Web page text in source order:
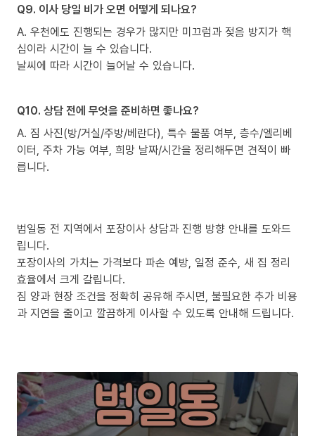
Q9. 이사 당일 비가 오면 어떻게 되나요?
A. 우천에도 진행되는 경우가 많지만 미끄럼과 젖음 방지가 핵
심이라 시간이 늘 수 있습니다.
날씨에 따라 시간이 늘어날 수 있습니다.
Q10. 상담 전에 무엇을 준비하면 좋나요?
A. 짐 사진(방/거실/주방/베란다), 특수 물품 여부, 층수/엘리베
이터, 주차 가능 여부, 희망 날짜/시간을 정리해두면 견적이 빠
릅니다.
범일동 전 지역에서 포장이사 상담과 진행 방향 안내를 도와드
립니다.
포장이사의 가치는 가격보다 파손 예방, 일정 준수, 새 집 정리
효율에서 크게 갈립니다.
짐 양과 현장 조건을 정확히 공유해 주시면, 불필요한 추가 비용
과 지연을 줄이고 깔끔하게 이사할 수 있도록 안내해 드립니다.